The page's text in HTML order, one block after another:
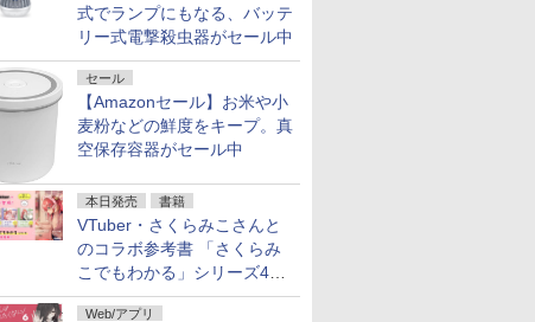
式でランプにもなる、バッテ
リー式電撃殺虫器がセール中
セール
【Amazonセール】お米や小
麦粉などの鮮度をキープ。真
空保存容器がセール中
本日発売 書籍
VTuber・さくらみこさんと
のコラボ参考書 「さくらみ
こでもわかる」シリーズ4冊
が本日発売！
Web/アプリ